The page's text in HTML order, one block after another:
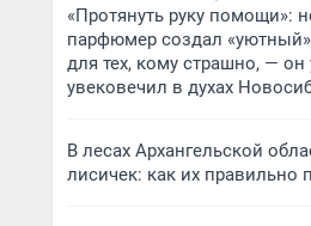
«Протянуть руку помощи»:
парфюмер создал
для тех, кому страшно, — он
увековечил в духах
В лесах Архангельской
лисичек: как их правильно